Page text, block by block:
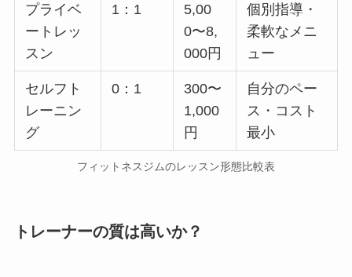
プライベ
ートレッ
スン
1：1
5,00
0〜8,
000円
個別指導・
柔軟なメニ
ュー
セルフト
レーニン
グ
0：1
300〜
1,000
円
自分のペー
ス・コスト
最小
フィットネスジムのレッスン形態比較表
トレーナーの質は高いか？